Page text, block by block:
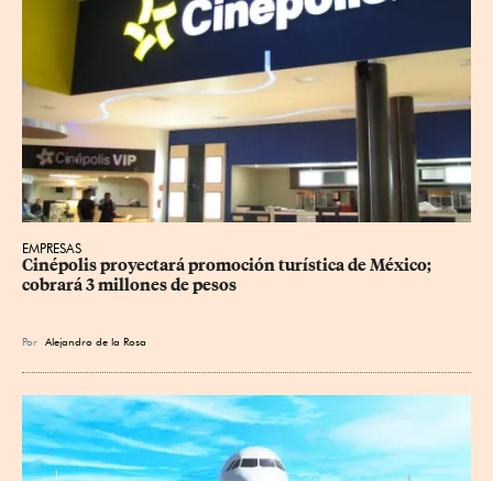
EMPRESAS
Cinépolis proyectará promoción turística de México;
cobrará 3 millones de pesos
Por Alejandro de la Rosa